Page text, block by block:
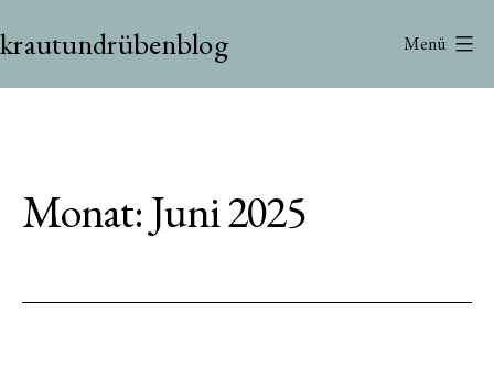
Inhalt
krautundrübenblog Menü
Monat:Juni 2025